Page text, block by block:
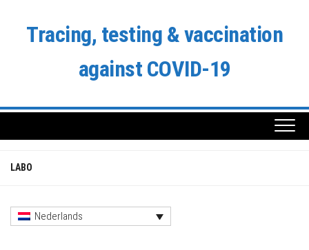
Tracing, testing & vaccination
against COVID-19
LABO
Nederlands